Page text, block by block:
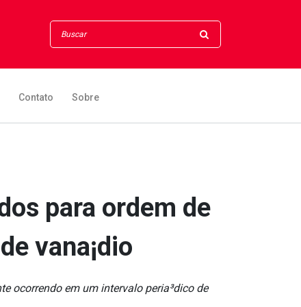
Contato Sobre
para ordem de
vana¡dio
ocorrendo em um intervalo peria³dico de